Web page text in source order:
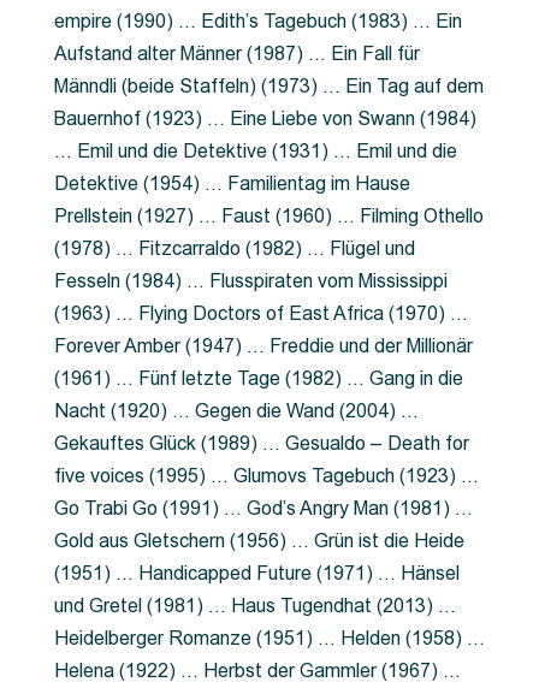
empire (1990) … Edith’s Tagebuch (1983) … Ein
Aufstand alter Männer (1987) … Ein Fall für
Männdli (beide Staffeln) (1973) … Ein Tag auf dem
Bauernhof (1923) … Eine Liebe von Swann (1984)
… Emil und die Detektive (1931) … Emil und die
Detektive (1954) … Familientag im Hause
Prellstein (1927) … Faust (1960) … Filming Othello
(1978) … Fitzcarraldo (1982) … Flügel und
Fesseln (1984) … Flusspiraten vom Mississippi
(1963) … Flying Doctors of East Africa (1970) …
Forever Amber (1947) … Freddie und der Millionär
(1961) … Fünf letzte Tage (1982) … Gang in die
Nacht (1920) … Gegen die Wand (2004) …
Gekauftes Glück (1989) … Gesualdo – Death for
five voices (1995) … Glumovs Tagebuch (1923) …
Go Trabi Go (1991) … God’s Angry Man (1981) …
Gold aus Gletschern (1956) … Grün ist die Heide
(1951) … Handicapped Future (1971) … Hänsel
und Gretel (1981) … Haus Tugendhat (2013) …
Heidelberger Romanze (1951) … Helden (1958) …
Helena (1922) … Herbst der Gammler (1967) …